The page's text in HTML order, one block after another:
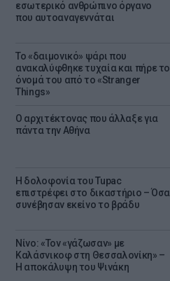
εσωτερικό ανθρώπινο όργανο
που αυτοαναγεννάται
Το «δαιμονικό» ψάρι που
ανακαλύφθηκε τυχαία και πήρε το
όνομά του από το «Stranger
Things»
Ο αρχιτέκτονας που άλλαξε για
πάντα την Αθήνα
Η δολοφονία του Tupac
επιστρέφει στο δικαστήριο – Όσα
συνέβησαν εκείνο το βράδυ
Νίνο: «Τον «γάζωσαν» με
Καλάσνικοφ στη Θεσσαλονίκη» –
Η αποκάλυψη του Ψινάκη